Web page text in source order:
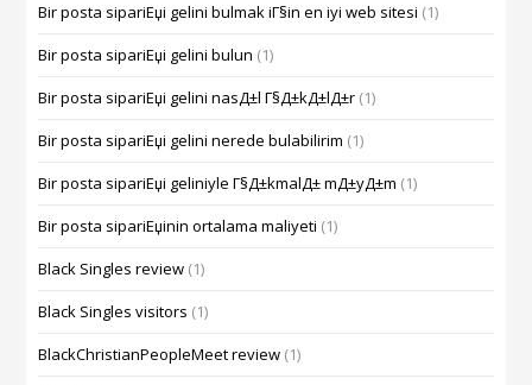
Bir posta sipariЕџi gelini bulmak iГ§in en iyi web sitesi (1)
Bir posta sipariЕџi gelini bulun (1)
Bir posta sipariЕџi gelini nasД±l Г§Д±kД±lД±r (1)
Bir posta sipariЕџi gelini nerede bulabilirim (1)
Bir posta sipariЕџi geliniyle Г§Д±kmalД± mД±yД±m (1)
Bir posta sipariЕџinin ortalama maliyeti (1)
Black Singles review (1)
Black Singles visitors (1)
BlackChristianPeopleMeet review (1)